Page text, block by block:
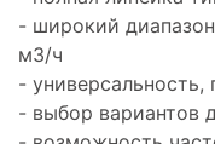
- широкий
м3/ч
-
- выбор вариантов